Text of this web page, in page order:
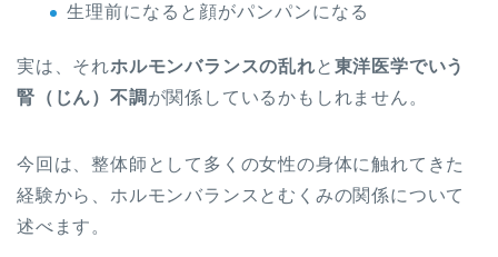
生理前になると顔がパンパンになる
実は、それホルモンバランスの乱れ と 東洋医学でいう
腎（じん）不調 が関係しているかもしれません。
今回は、整体師として多くの女性の身体に触れてきた
経験から、ホルモンバランスとむくみの関係について
述べます。